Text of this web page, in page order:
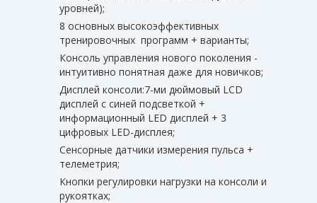
уровней);
8 основных высокоэффективных
тренировочных программ + варианты;
Консоль управления нового поколения -
интуитивно понятная даже для новичков;
Дисплей консоли:7-ми дюймовый LСD
дисплей с синей подсветкой +
информационный LED дисплей + 3
цифровых LED-дисплея;
Сенсорные датчики измерения пульса +
телеметрия;
Кнопки регулировки нагрузки на консоли и
рукоятках;